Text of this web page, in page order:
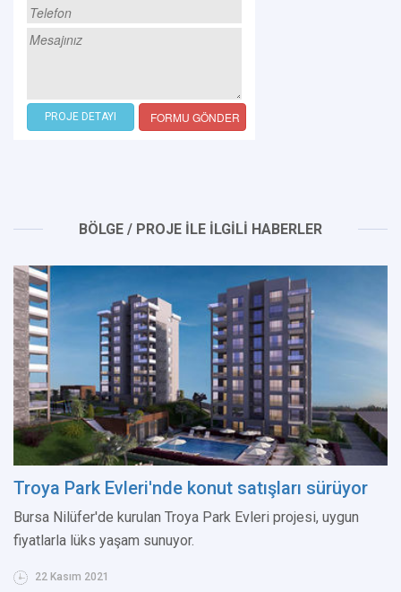
PROJE DETAYI FORMU GÖNDER
BÖLGE / PROJE İLE İLGİLİ HABERLER
Troya Park Evleri'nde konut satışları sürüyor
Bursa Nilüfer'de kurulan Troya Park Evleri projesi, uygun
fiyatlarla lüks yaşam sunuyor.
22 Kasım 2021